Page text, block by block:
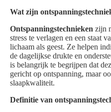
Wat zijn
Ontspanningstechnieken zijn
stress te verlagen en een staat
lichaam als geest. Ze helpen
de dagelijkse drukte en
is belangrijk te begrijpen dat
gericht op ontspanning, maar
slaapkwaliteit.
Definitie van